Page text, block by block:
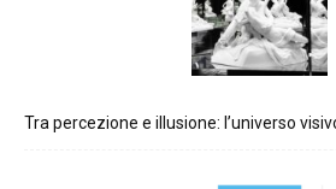
Tra percezione e illusione: l’universo